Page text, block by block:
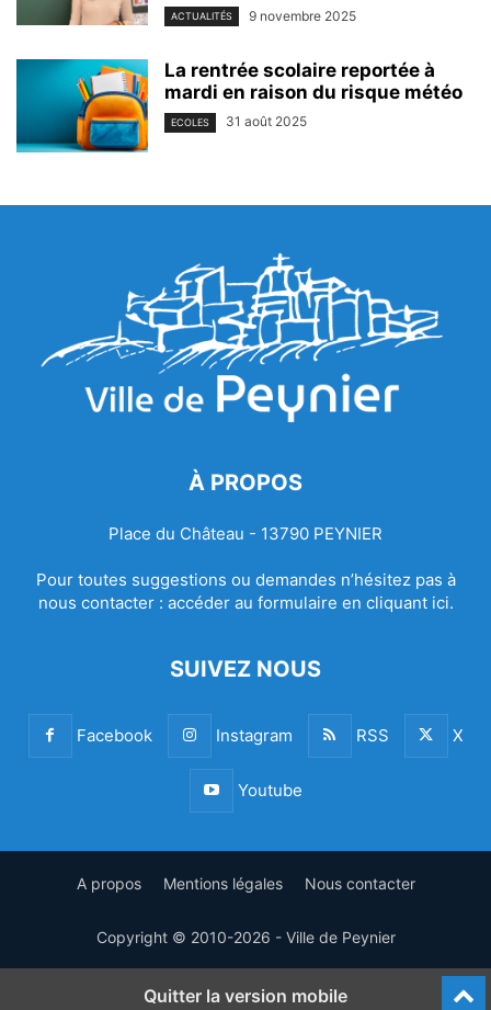
ACTUALITÉS 9 novembre 2025
La rentrée scolaire reportée à
mardi en raison du risque météo
ECOLES 31 août 2025
À PROPOS
Place du Château - 13790 PEYNIER
Pour toutes suggestions ou demandes n’hésitez pas à
nous contacter : accéder au formulaire en cliquant ici.
SUIVEZ NOUS
Facebook Instagram RSS X
Youtube
A propos Mentions légales Nous contacter
Copyright © 2010-2026 - Ville de Peynier
Quitter la version mobile